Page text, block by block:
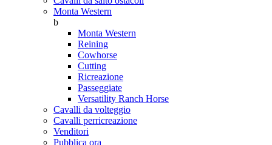
Monta Western
b
Monta Western
Reining
Cowhorse
Cutting
Ricreazione
Passeggiate
Versatility Ranch Horse
Cavalli da volteggio
Cavalli perricreazione
Venditori
Pubblica ora